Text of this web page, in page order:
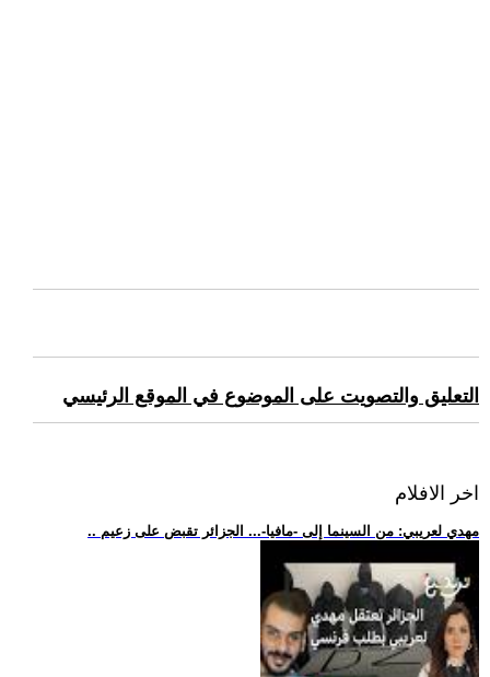
التعليق والتصويت على الموضوع في الموقع الرئيسي
اخر الافلام
.. مهدي لعريبي: من السينما إلى -مافيا-... الجزائر تقبض على زعيم